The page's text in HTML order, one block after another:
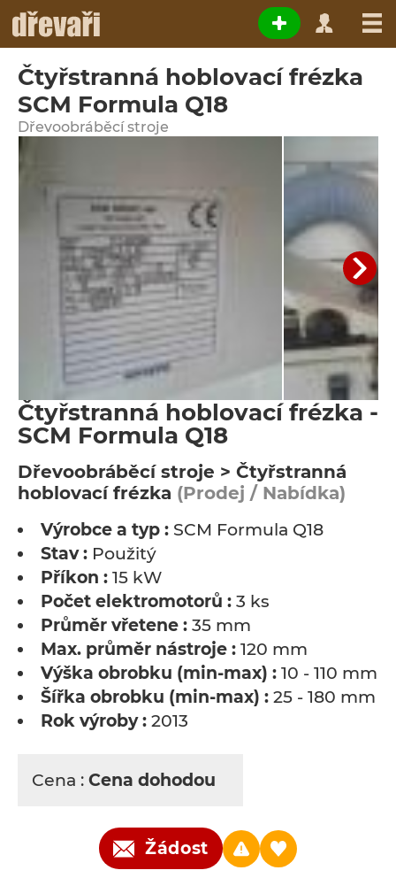
Čtyřstranná hoblovací frézka
SCM Formula Q18
Dřevoobráběcí stroje
Čtyřstranná hoblovací frézka -
SCM Formula Q18
Dřevoobráběcí stroje > Čtyřstranná
hoblovací frézka (Prodej / Nabídka)
Výrobce a typ : SCM Formula Q18
Stav : Použitý
Příkon : 15 kW
Počet elektromotorů : 3 ks
Průměr vřetene : 35 mm
Max. průměr nástroje : 120 mm
Výška obrobku (min-max) : 10 - 110 mm
Šířka obrobku (min-max) : 25 - 180 mm
Rok výroby : 2013
Cena : Cena dohodou
Žádost